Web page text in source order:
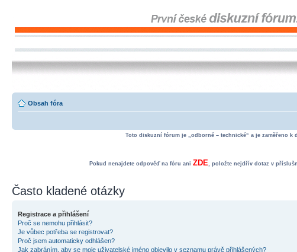
Obsah fóra
Toto diskuzní fórum je „odborně – technické“ a je zaměřeno
Pokud nenajdete odpověď na fóru ani ZDE, položte nejdřív dotaz v
Často kladené otázky
Registrace a přihlášení
Proč se nemohu přihlásit?
Je vůbec potřeba se registrovat?
Proč jsem automaticky odhlášen?
Jak zabráním, aby se moje uživatelské jméno objevilo v seznamu právě přihlášených?